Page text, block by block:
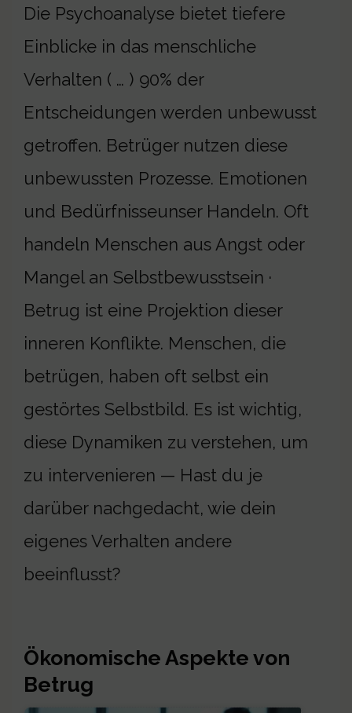
Die Psychoanalyse bietet tiefere
Einblicke in das menschliche
Verhalten ( … ) 90% der
Entscheidungen werden unbewusst
getroffen. Betrüger nutzen diese
unbewussten Prozesse. Emotionen
und Bedürfnisseunser Handeln. Oft
handeln Menschen aus Angst oder
Mangel an Selbstbewusstsein ·
Betrug ist eine Projektion dieser
inneren Konflikte. Menschen, die
betrügen, haben oft selbst ein
gestörtes Selbstbild. Es ist wichtig,
diese Dynamiken zu verstehen, um
zu intervenieren — Hast du je
darüber nachgedacht, wie dein
eigenes Verhalten andere
beeinflusst?
Ökonomische Aspekte von
Betrug